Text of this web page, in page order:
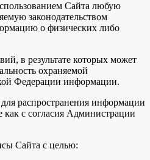
Сайта любую
законодательством
о физических либо
в результате которых может
охраняемой
Федерации информации.
распространения информации
как с согласия Администрации
Сайта с целью: